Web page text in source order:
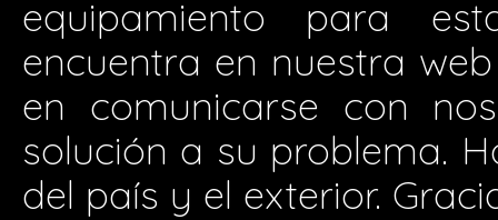
equipamiento para
encuentra en nuestra
en comunicarse con
solución a su problema.
del país y el exterior.